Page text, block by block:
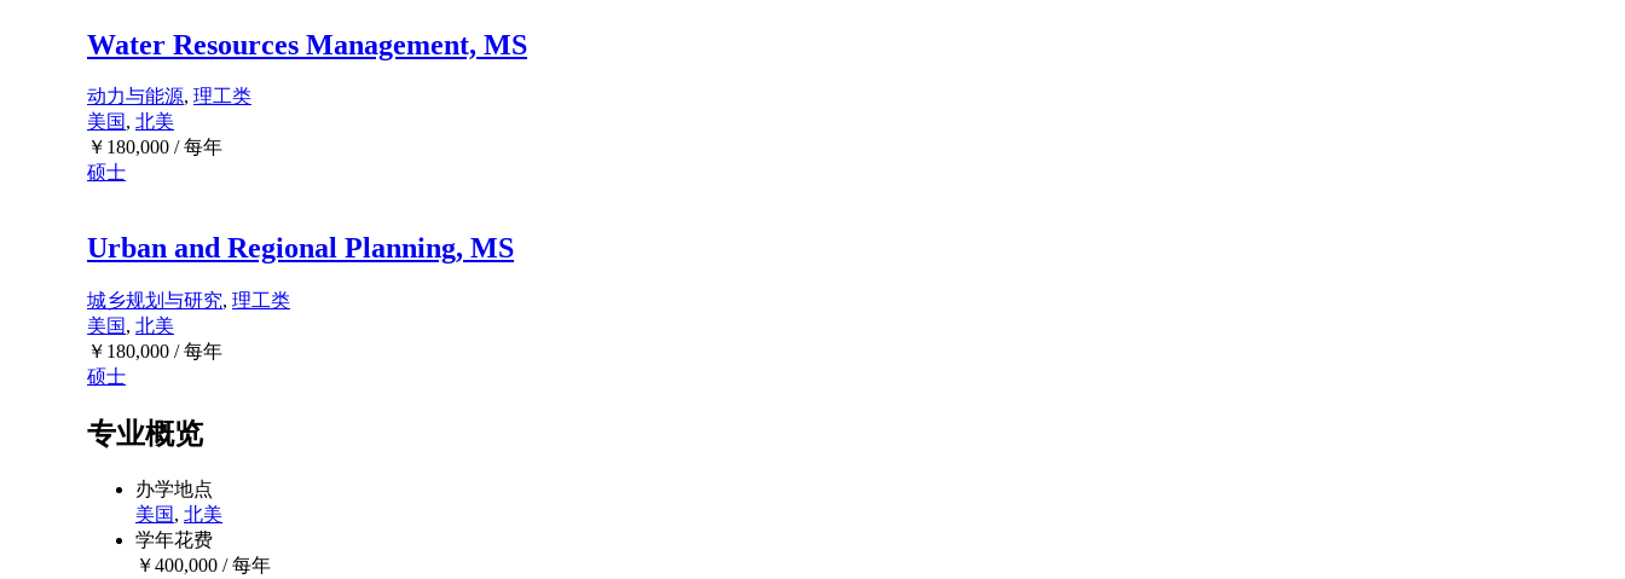
Water Resources Management, MS
动力与能源, 理工类
美国, 北美
￥ 180,000 / 每年
硕士
Urban and Regional Planning, MS
城乡规划与研究, 理工类
美国, 北美
￥ 180,000 / 每年
硕士
专业概览
办学地点
美国, 北美
学年花费
￥400,000 / 每年